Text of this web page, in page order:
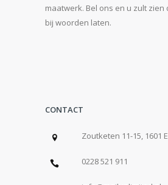
maatwerk. Bel ons en u zult zien
bij woorden laten.
CONTACT
Zoutketen 11-15, 1601
0228 521 911